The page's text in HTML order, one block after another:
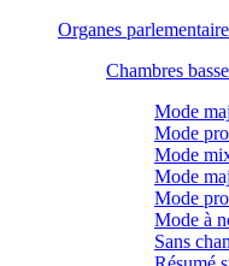
Organes
Chambres
Mode
Mode
Mode
Mode
Mode
Mode à
Sans